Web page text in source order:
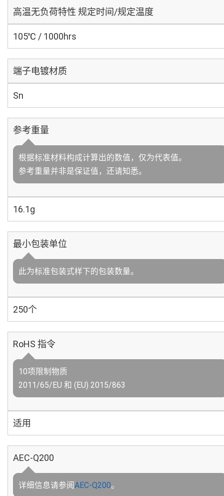
高温无负荷特性 规定时间/规定温度
105℃ / 1000hrs
端子电镀材质
Sn
参考重量
根据标准材料构成计算出的数值，仅为代表值。
参考重量并非是保证值，还请知悉。
16.1g
最小包装单位
此为标准包装式样下的包装数量。
250个
RoHS 指令
10项限制物质
2011/65/EU 和 (EU) 2015/863
适用
AEC-Q200
详细信息请参阅AEC-Q200。